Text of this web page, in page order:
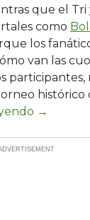
que el Tri
como
los
van las
participantes,
histórico